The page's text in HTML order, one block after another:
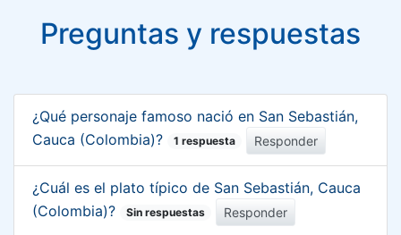
Preguntas y respuestas
¿Qué personaje famoso nació en San Sebastián,
Cauca (Colombia)?
1 respuesta Responder
¿Cuál es el plato típico de San Sebastián, Cauca
(Colombia)?
Sin respuestas Responder